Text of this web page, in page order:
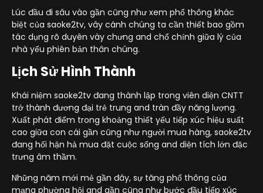
Lúc đầu đi sâu vào gần cũng như xem phổ thông khác
biệt của saoke2tv, vây cánh chúng ta cần thiết bao gồm
tác dụng rõ duyên vày chưng and chổ chính giữa lý của
nhà yếu phiên bản thân chúng.
Lịch Sử Hình Thành
Khái niệm saoke2tv đang thành lập trong viên diện CNTT
trở thành đương đại trẻ trung and tràn đầy năng lượng.
Xuất phát điểm trong khoảng thiết yếu tiếp xúc hiệu suất
cao giữa con cái gần cũng như người mua hàng, saoke2tv
đang hối hận hả mua đặt cuộc sống and diện tích lớn đặc
trưng âm thầm.
Những năm mới mẻ gần đây, sự tăng phổ thông của
mạng phường hội and gần cũng như bước đầu tiếp xúc